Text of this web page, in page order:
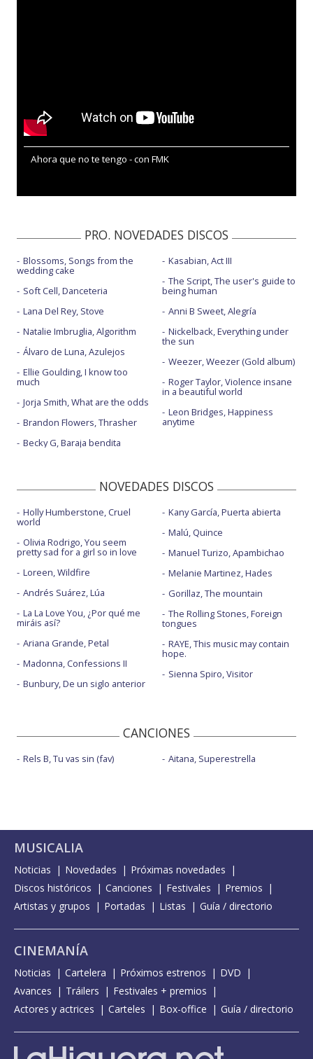
Ahora que no te tengo - con FMK
PRO. NOVEDADES DISCOS
Blossoms, Songs from the
wedding cake
Soft Cell, Danceteria
Lana Del Rey, Stove
Natalie Imbruglia, Algorithm
Álvaro de Luna, Azulejos
Ellie Goulding, I know too
much
Jorja Smith, What are the odds
Brandon Flowers, Thrasher
Becky G, Baraja bendita
Kasabian, Act III
The Script, The user's guide to
being human
Anni B Sweet, Alegría
Nickelback, Everything under
the sun
Weezer, Weezer (Gold album)
Roger Taylor, Violence insane
in a beautiful world
Leon Bridges, Happiness
anytime
NOVEDADES DISCOS
Holly Humberstone, Cruel
world
Olivia Rodrigo, You seem
pretty sad for a girl so in love
Loreen, Wildfire
Andrés Suárez, Lúa
La La Love You, ¿Por qué me
miráis así?
Ariana Grande, Petal
Madonna, Confessions II
Bunbury, De un siglo anterior
Kany García, Puerta abierta
Malú, Quince
Manuel Turizo, Apambichao
Melanie Martinez, Hades
Gorillaz, The mountain
The Rolling Stones, Foreign
tongues
RAYE, This music may contain
hope.
Sienna Spiro, Visitor
CANCIONES
Rels B, Tu vas sin (fav) Aitana, Superestrella
MUSICALIA
Noticias Novedades
Próximas novedades
Discos históricos
Canciones Festivales
Premios
Artistas y grupos
Portadas Listas Guía / directorio
CINEMANÍA
Noticias Cartelera Próximos estrenos
DVD
Avances
Tráilers
Festivales + premios
Actores y actrices
Carteles Box-office Guía / directorio